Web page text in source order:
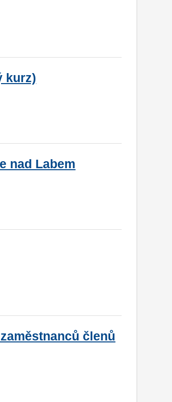
kurz)
nad Labem
členů